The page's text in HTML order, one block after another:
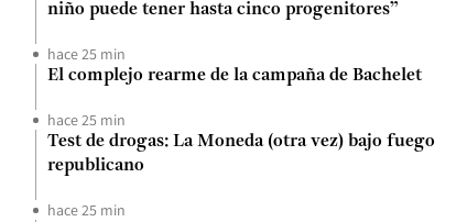
niño puede tener hasta cinco progenitores”
hace 25 min
El complejo rearme de la campaña de Bachelet
hace 25 min
Test de drogas: La Moneda (otra vez) bajo fuego
republicano
hace 25 min